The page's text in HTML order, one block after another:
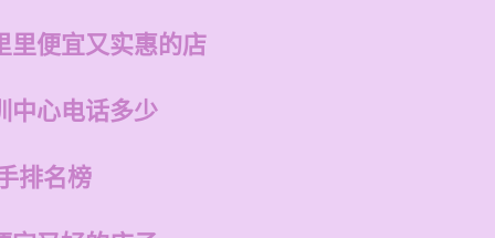
里便宜又实惠的店
中心电话多少
排名榜